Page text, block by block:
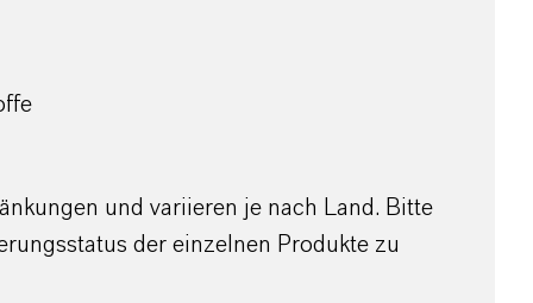
und variieren je nach Land. Bitte
der einzelnen Produkte zu